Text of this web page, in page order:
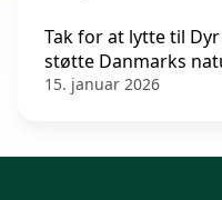
Tak for at lytte til
støtte Danmarks
15. januar 2026